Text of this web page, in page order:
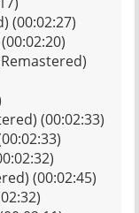
(00:02:27)
(00:02:33)
(00:02:45)